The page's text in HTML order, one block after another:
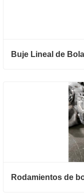
Buje Lineal de